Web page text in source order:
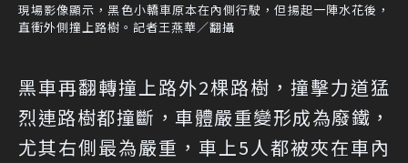
現場影像顯示，黑色小轎車原本在內側行駛，但揚起一陣水花後，
直衝外側撞上路樹。記者王燕華／翻攝
黑車再翻轉撞上路外2棵路樹，撞擊力道猛
烈連路樹都撞斷，車體嚴重變形成為廢鐵，
尤其右側最為嚴重，車上5人都被夾在車內